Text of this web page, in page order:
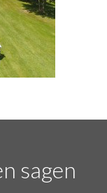
sagen